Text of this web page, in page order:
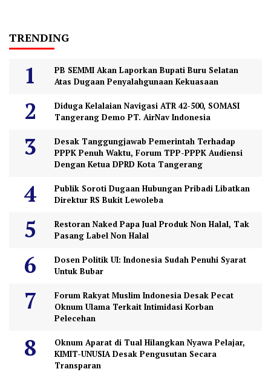
TRENDING
PB SEMMI Akan Laporkan Bupati Buru Selatan
Atas Dugaan Penyalahgunaan Kekuasaan
Diduga Kelalaian Navigasi ATR 42-500, SOMASI
Tangerang Demo PT. AirNav Indonesia
Desak Tanggungjawab Pemerintah Terhadap
PPPK Penuh Waktu, Forum TPP-PPPK Audiensi
Dengan Ketua DPRD Kota Tangerang
Publik Soroti Dugaan Hubungan Pribadi Libatkan
Direktur RS Bukit Lewoleba
Restoran Naked Papa Jual Produk Non Halal, Tak
Pasang Label Non Halal
Dosen Politik UI: Indonesia Sudah Penuhi Syarat
Untuk Bubar
Forum Rakyat Muslim Indonesia Desak Pecat
Oknum Ulama Terkait Intimidasi Korban
Pelecehan
Oknum Aparat di Tual Hilangkan Nyawa Pelajar,
KIMIT-UNUSIA Desak Pengusutan Secara
Transparan